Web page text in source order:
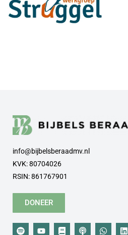
info@bijbelsberaadmv.nl
KVK: 80704026
RSIN: 861767901
DONEER